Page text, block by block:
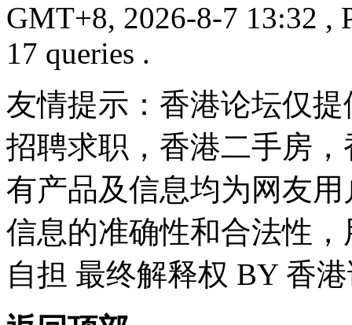
GMT+8, 2026-8-7 13:32 ,
17 queries .
友情提示：香港论坛仅
招聘求职，香港二手房
有产品及信息均为网友
信息的准确性和合法性
自担 最终解释权 BY 香